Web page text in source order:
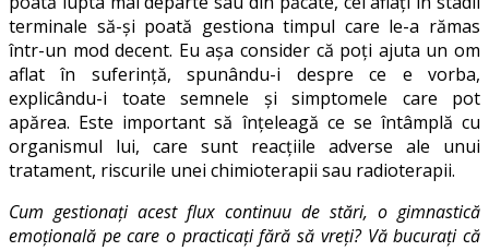
terminale să-și poată gestiona timpul care le-a rămas
într-un mod decent. Eu așa consider că poți ajuta un om
aflat în suferință, spunându-i despre ce e vorba,
explicându-i toate semnele și simptomele care pot
apărea. Este important să înțeleagă ce se întâmplă cu
organismul lui, care sunt reacțiile adverse ale unui
tratament, riscurile unei chimioterapii sau radioterapii.
Cum gestionați acest flux continuu de stări, o gimnastică
emoțională pe care o practicați fără să vreți? Vă bucurați că